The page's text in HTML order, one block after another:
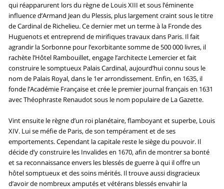
qui réapparurent lors du règne de Louis XIII et sous l’éminente
influence d’Armand Jean du Plessis, plus largement craint sous le titre
de Cardinal de Richelieu. Ce dernier met un terme à la Fronde des
Huguenots et entreprend de mirifiques travaux dans Paris. Il fait
agrandir la Sorbonne pour l’exorbitante somme de 500 000 livres, il
rachète l’Hôtel Rambouillet, engage l’architecte Lemercier et fait
construire le somptueux Palais Cardinal, aujourd’hui connu sous le
nom de Palais Royal, dans le 1er arrondissement. Enfin, en 1635, il
fonde l’Académie Française et crée le premier journal français en 1631
avec Théophraste Renaudot sous le nom populaire de La Gazette.
Vint ensuite le règne d’un roi planétaire, flamboyant et superbe, Louis
XIV. Lui se méfie de Paris, de son tempérament et de ses
emportements. Cependant la capitale reste le siège du pouvoir. Il
décide d’y construire les Invalides en 1670, afin de montrer sa bonté
et sa reconnaissance envers les blessés de guerre à qui il offre un
hôtel somptueux et des soins mérités. Il trouve aussi disgracieux
d’avoir de nombreux amputés et vétérans blessés envahir la